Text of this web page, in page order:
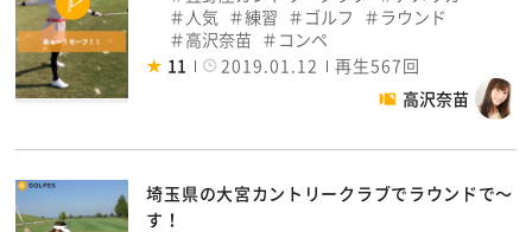
人気
練習 ゴルフ
ラウンド
高沢奈苗
コンペ
11
2019.01.12
再生567回
高沢奈苗
埼玉県の大宮カントリークラブでラウンドで～
す！